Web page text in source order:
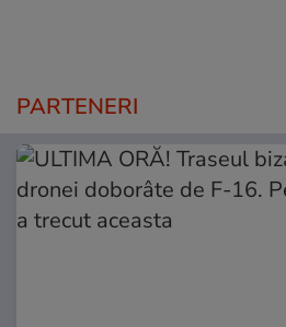
PARTENERI